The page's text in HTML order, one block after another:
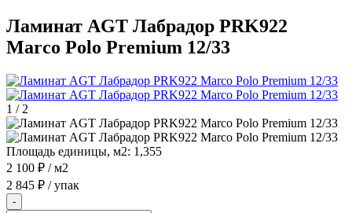
Ламинат AGT Лабрадор PRK922
Marco Polo Premium 12/33
1 / 2
Площадь единицы, м2: 1,355
2 100 ₽ / м2
2 845 ₽ / упак
-